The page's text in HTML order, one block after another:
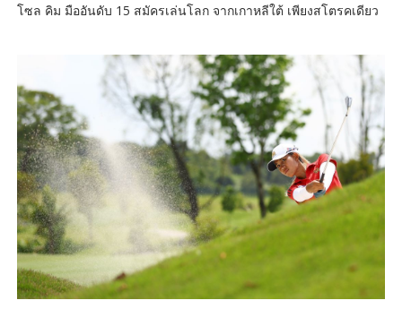
โซล คิม มืออันดับ 15 สมัครเล่นโลก จากเกาหลีใต้ เพียงสโตรคเดียว